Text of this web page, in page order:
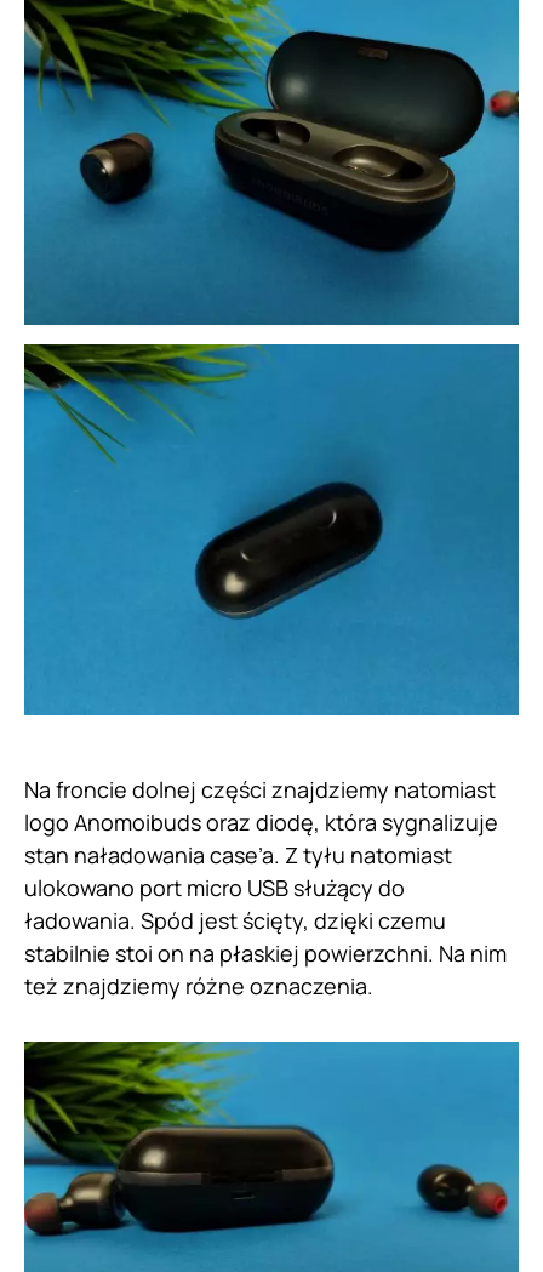
Na froncie dolnej części znajdziemy natomiast
logo Anomoibuds oraz diodę, która sygnalizuje
stan naładowania case’a. Z tyłu natomiast
ulokowano port micro USB służący do
ładowania. Spód jest ścięty, dzięki czemu
stabilnie stoi on na płaskiej powierzchni. Na nim
też znajdziemy różne oznaczenia.